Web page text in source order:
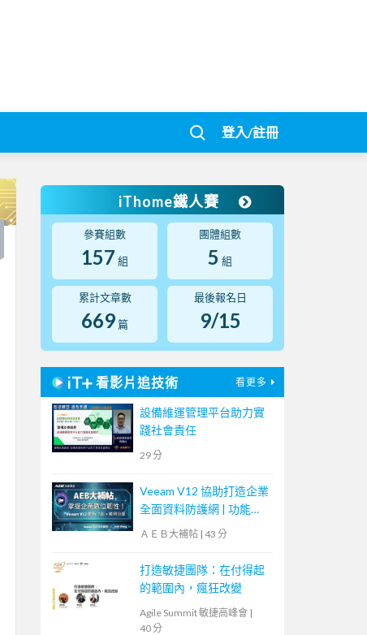
登入/註冊
iThome鐵人賽
參賽組數
157 組
團體組數
5 組
累計文章數
669 篇
最後報名日
9/15
看影片追技術 看更多
設備維運管理平台助力實
踐社會責任
29 分
Veeam V12 協助打造企業
全面資料防護網 | 功能更
新 + 案例分享【宏碁資訊
ＡＥＢ大補帖 | 43 分
打造敏捷團隊：在付得起
的範圍內，瘋狂改變
Agile Summit 敏捷高峰會 |
40 分